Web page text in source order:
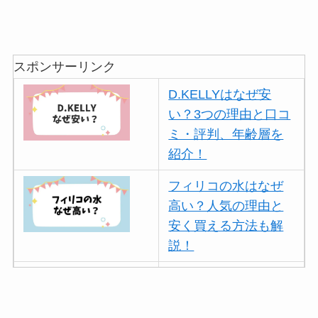
スポンサーリンク
D.KELLYはなぜ安
い？3つの理由と口コ
ミ・評判、年齢層を
紹介！
フィリコの水はなぜ
高い？人気の理由と
安く買える方法も解
説！